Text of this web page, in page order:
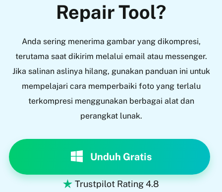
Repair Tool?
Anda sering menerima gambar yang dikompresi,
terutama saat dikirim melalui email atau messenger.
Jika salinan aslinya hilang, gunakan panduan ini untuk
mempelajari cara memperbaiki foto yang terlalu
terkompresi menggunakan berbagai alat dan
perangkat lunak.
Unduh Gratis
 Trustpilot Rating 4.8